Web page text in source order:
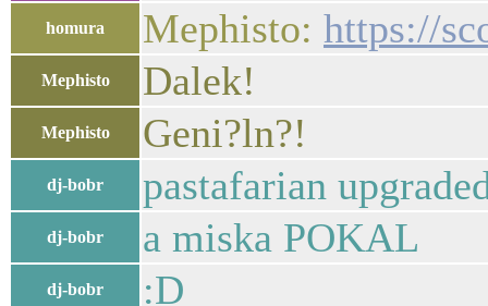
homura Mephisto: https://
Mephisto Dalek!
Mephisto Geni?ln?!
dj-bobr pastafarian
dj-bobr a miska POKAL
dj-bobr :D